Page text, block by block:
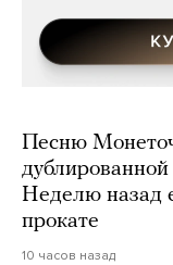
Песню
Неделю назад
прокате
10 часов назад